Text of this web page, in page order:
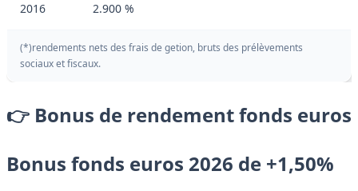
2016 2.900 %
(*)rendements nets des frais de getion, bruts des prélèvements
sociaux et fiscaux.
👉 Bonus de rendement fonds euros
Bonus fonds euros 2026 de +1,50%